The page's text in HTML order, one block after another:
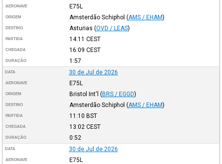
AERONAVE E75L
ORIGEM Amsterdão Schiphol (AMS / EHAM)
DESTINO Asturias (OVD / LEAS)
PARTIDA 14:11 CEST
CHEGADA 16:09 CEST
DURAÇÃO 1:57
DATA 30 de Jul de 2026
AERONAVE E75L
ORIGEM Bristol Int'l (BRS / EGGD)
DESTINO Amsterdão Schiphol (AMS / EHAM)
PARTIDA 11:10 BST
CHEGADA 13:02 CEST
DURAÇÃO 0:52
DATA 30 de Jul de 2026
AERONAVE E75L